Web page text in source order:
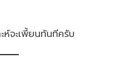
จะเพี้ยนทันทีครับ